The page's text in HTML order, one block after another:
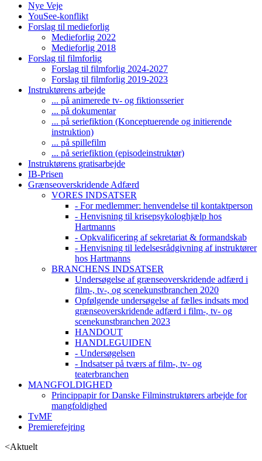
Nye Veje
YouSee-konflikt
Forslag til medieforlig
Medieforlig 2022
Medieforlig 2018
Forslag til filmforlig
Forslag til filmforlig 2024-2027
Forslag til filmforlig 2019-2023
Instruktørens arbejde
... på animerede tv- og fiktionsserier
... på dokumentar
... på seriefiktion (Konceptuerende og initierende
instruktion)
... på spillefilm
... på seriefiktion (episodeinstruktør)
Instruktørens gratisarbejde
IB-Prisen
Grænseoverskridende Adfærd
VORES INDSATSER
- For medlemmer: henvendelse til kontaktperson
- Henvisning til krisepsykologhjælp hos
Hartmanns
- Opkvalificering af sekretariat & formandskab
- Henvisning til ledelsesrådgivning af instruktører
hos Hartmanns
BRANCHENS INDSATSER
Undersøgelse af grænseoverskridende adfærd i
film-, tv-, og scenekunstbranchen 2020
Opfølgende undersøgelse af fælles indsats mod
grænseoverskridende adfærd i film-, tv- og
scenekunstbranchen 2023
HANDOUT
HANDLEGUIDEN
- Undersøgelsen
- Indsatser på tværs af film-, tv- og
teaterbranchen
MANGFOLDIGHED
Princippapir for Danske Filminstruktørers arbejde for
mangfoldighed
TvMF
Premierefejring
<Aktuelt